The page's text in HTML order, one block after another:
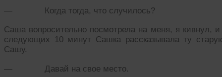
— Когда тогда, что случилось?
Саша вопросительно посмотрела на меня, я кивнул,
следующих 10 минут Сашка рассказывала ту
Сашу.
— Давай на свое место.